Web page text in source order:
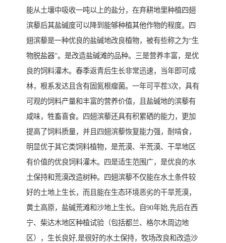
能从土壤中吸收一吨以上的盐分，在弃耕地里种植四翅
滨藜后其盐碱度可以降到能够种植其他作物的程度。四
翅滨藜是一种优良的盐碱地改良植物，被有些称之为“生
物脱盐器”。是改造盐碱滩的品种。三是营养丰富，是优
良的饲料灌木。春季返青后生长非常迅速，当年即可成
林，根系发达且含有固氮根瘤菌。一年可平茬3次，具有
可观的饲料产量和丰富的营养价值，且盐碱地的滨藜有
咸味，牲畜喜食。四翅滨藜还具有积累硒的能力，更加
提高了饲料质量，并且四翅滨藜恢复能力强，耐啃食，
明显优于其它类饲料植物，是荒漠、半荒漠、干旱地区
有价值的优良饲料灌木。四是适生范围广，是优良的水
土保持和荒漠改造树种。四翅滨藜不仅能在水土条件较
好的土地上生长，而且能在生态环境恶劣的干旱荒漠，
黄土高原，盐碱荒滩和沙地上生长。自90年始,先后在西
宁、柴达木地区种植试验（包括都兰、格尔木周边地
区），生长良好,是很好的水土保持，牧场改良和改造沙